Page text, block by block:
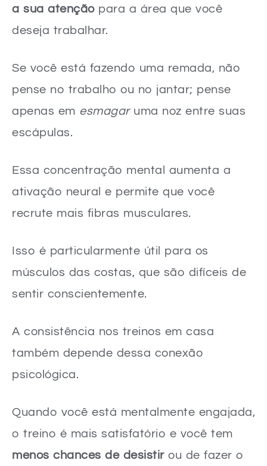
a sua atençãopara a área que você
deseja trabalhar.
Se você está fazendo uma remada, não
pense no trabalho ou no jantar; pense
apenas em esmagaruma noz entre suas
escápulas.
Essa concentração mental aumenta a
ativação neural e permite que você
recrute mais fibras musculares.
Isso é particularmente útil para os
músculos das costas, que são difíceis de
sentir conscientemente.
A consistência nos treinos em casa
também depende dessa conexão
psicológica.
Quando você está mentalmente engajada,
o treino é mais satisfatório e você tem
menos chances de desistirou de fazer o